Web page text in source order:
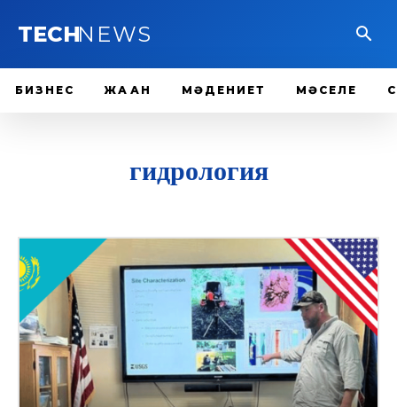
TECHNEWS
БИЗНЕС ЖАҺАН МӘДЕНИЕТ МӘСЕЛЕ
гидрология